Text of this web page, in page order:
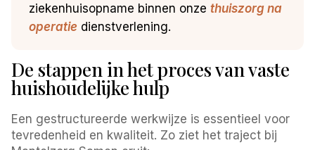
ziekenhuisopname binnen onzethuiszorg na
operatie dienstverlening.
De stappen in het proces van vaste
huishoudelijke hulp
Een gestructureerde werkwijze is essentieel voor
tevredenheid en kwaliteit. Zo ziet het traject bij